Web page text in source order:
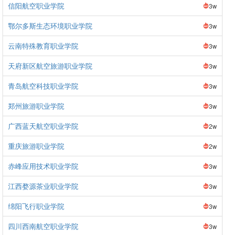
信阳航空职业学院 3w
鄂尔多斯生态环境职业学院 3w
云南特殊教育职业学院 3w
天府新区航空旅游职业学院 3w
青岛航空科技职业学院 3w
郑州旅游职业学院 3w
广西蓝天航空职业学院 2w
重庆旅游职业学院 2w
赤峰应用技术职业学院 3w
江西婺源茶业职业学院 3w
绵阳飞行职业学院 3w
四川西南航空职业学院 3w